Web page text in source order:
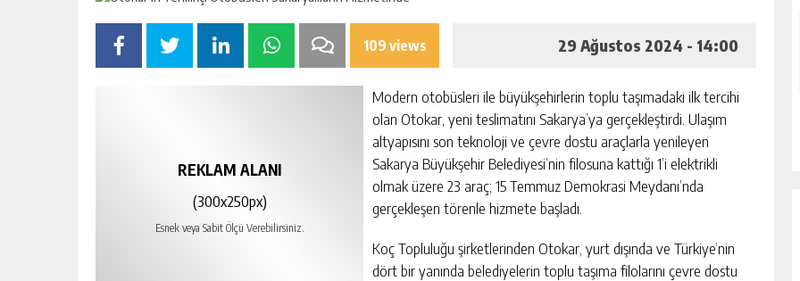
109 views 29 Ağustos 2024 - 14:00
REKLAM ALANI
(300x250px)
Esnek veya Sabit Ölçü Verebilirsiniz.
Modern otobüsleri ile büyükşehirlerin toplu taşımadaki ilk tercihi
olan Otokar, yeni teslimatını Sakarya’ya gerçekleştirdi. Ulaşım
altyapısını son teknoloji ve çevre dostu araçlarla yenileyen
Sakarya Büyükşehir Belediyesi’nin filosuna kattığı 1’i elektrikli
olmak üzere 23 araç; 15 Temmuz Demokrasi Meydanı’nda
gerçekleşen törenle hizmete başladı.
Koç Topluluğu şirketlerinden Otokar, yurt dışında ve Türkiye’nin
dört bir yanında belediyelerin toplu taşıma filolarını çevre dostu